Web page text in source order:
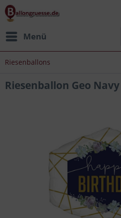
Menü
Riesenballons
Riesenballon Geo